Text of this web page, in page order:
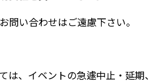
い合わせはご遠慮下さい。
は、イベントの急遽中止・延